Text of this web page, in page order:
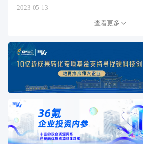
2023-05-13
查看更多